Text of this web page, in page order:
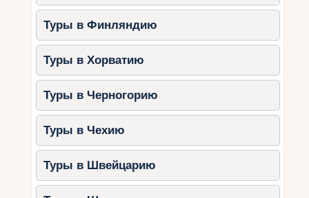
Туры в Финляндию
Туры в Хорватию
Туры в Черногорию
Туры в Чехию
Туры в Швейцарию